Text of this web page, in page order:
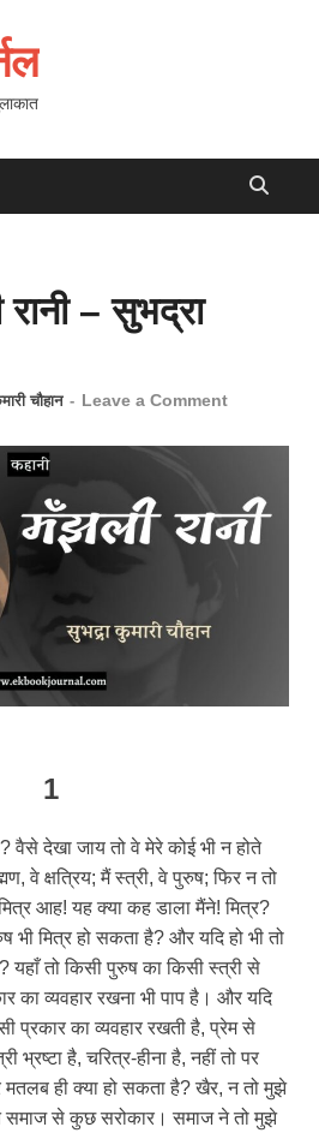
– सुभद्रा
चौहान - Leave a Comment
1
वैसे देखा जाय तो वे मेरे कोई भी न होते
वे क्षत्रिय; मैं स्त्री, वे पुरुष; फिर न तो
आह! यह क्या कह डाला मैंने! मित्र?
भी मित्र हो सकता है? और यदि हो भी तो
यहाँ तो किसी पुरुष का किसी स्त्री से
का व्यवहार रखना भी पाप है। और यदि
प्रकार का व्यवहार रखती है, प्रेम से
भ्रष्टा है, चरित्र‑हीना है, नहीं तो पर
ही क्या हो सकता है? खैर, न तो मुझे
से कुछ सरोकार। समाज ने तो मुझे